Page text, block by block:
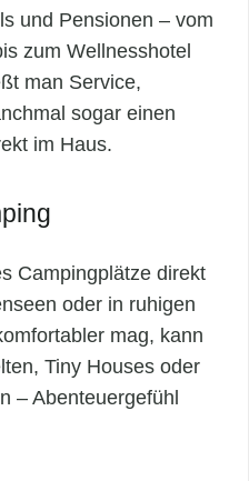
und Pensionen – vom
zum Wellnesshotel
man Service,
sogar einen
im Haus.
Campingplätze direkt
oder in ruhigen
mag, kann
Tiny Houses oder
– Abenteuergefühl